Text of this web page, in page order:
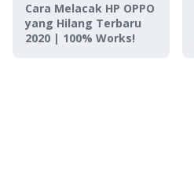
Cara Melacak HP OPPO
yang Hilang Terbaru
2020 | 100% Works!